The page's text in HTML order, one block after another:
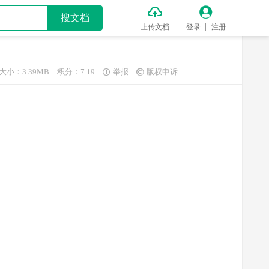
搜文档 
上传文档

登录 注册
小：3.39MB 积分：7.19  举报  版权申诉